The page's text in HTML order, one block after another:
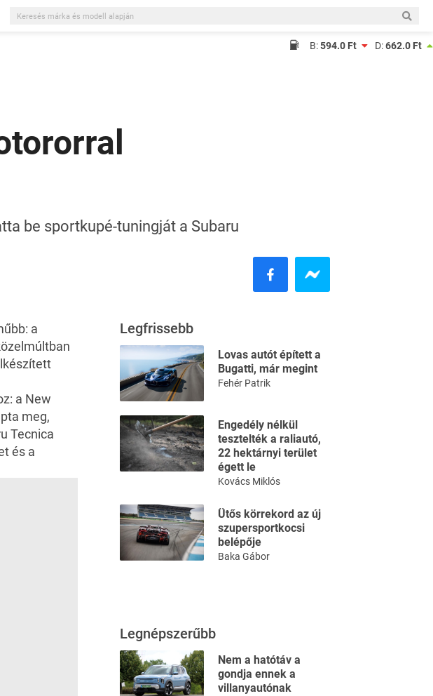
B:594.0 Ft D:662.0 Ft
be sportkupé-tuningját a Subaru
a
a New
meg,
Tecnica
és a
Legfrissebb
Lovas autót épített a
Bugatti, már megint
Fehér Patrik
Engedély nélkül
tesztelték a raliautó,
22 hektárnyi terület
égett le
Kovács Miklós
Ütős körrekord az új
szupersportkocsi
belépője
Baka Gábor
Legnépszerűbb
Nem a hatótáv a
gondja ennek a
villanyautónak